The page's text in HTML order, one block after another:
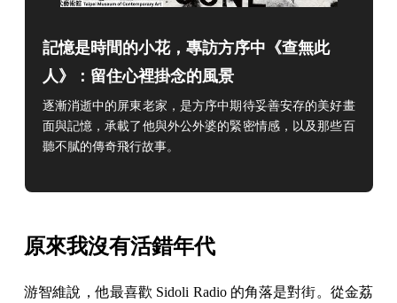
記憶是時間的小花，專訪方序中《查無此
人》：留住心裡掛念的風景
逐漸消逝中的屏東老家，是方序中期待妥善安存的美好畫
面與記憶，承載了他與外公外婆的緊密情感，以及那些百
聽不膩的傳奇飛行故事。
原來我沒有活錯年代
游智維說，他最喜歡 Sidoli Radio 的角落是對街。從金荔